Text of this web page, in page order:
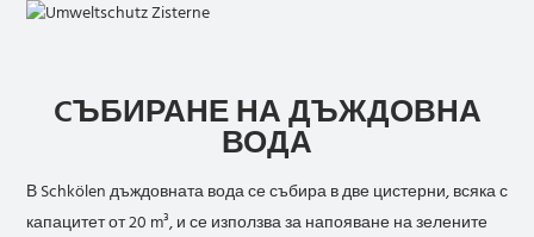
CЪБИРАНЕ НА ДЪЖДОВНА
ВОДА
В Schkölen дъждовната вода се събира в две цистерни, всяка с
капацитет от 20 m³, и се използва за напояване на зелените